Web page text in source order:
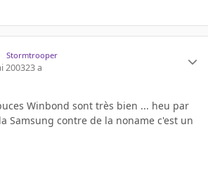
Stormtrooper
200323 a
Winbond sont très bien ... heu par
Samsung contre de la noname c'est un